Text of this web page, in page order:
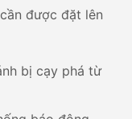
được đặt lên
bị cạy phá từ